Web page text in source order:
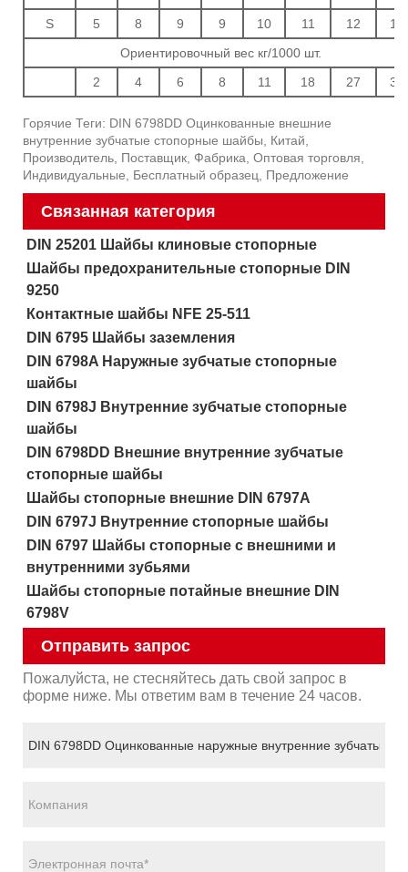
S
5 8 9 9 10 11 12
14
Ориентировочный вес кг/1000 шт.
2
4 6 8 11 18 27 31
Горячие Теги: DIN 6798DD Оцинкованные внешние
внутренние зубчатые стопорные шайбы, Китай,
Производитель, Поставщик, Фабрика, Оптовая торговля,
Индивидуальные, Бесплатный образец, Предложение
Связанная категория
DIN 25201 Шайбы клиновые стопорные
Шайбы предохранительные стопорные DIN
9250
Контактные шайбы NFE 25-511
DIN 6795 Шайбы заземления
DIN 6798A Наружные зубчатые стопорные
шайбы
DIN 6798J Внутренние зубчатые стопорные
шайбы
DIN 6798DD Внешние внутренние зубчатые
стопорные шайбы
Шайбы стопорные внешние DIN 6797A
DIN 6797J Внутренние стопорные шайбы
DIN 6797 Шайбы стопорные с внешними и
внутренними зубьями
Шайбы стопорные потайные внешние DIN
6798V
Отправить запрос
Пожалуйста, не стесняйтесь дать свой запрос в
форме ниже. Мы ответим вам в течение 24 часов.